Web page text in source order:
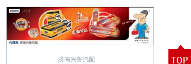
济南兴鲁汽配